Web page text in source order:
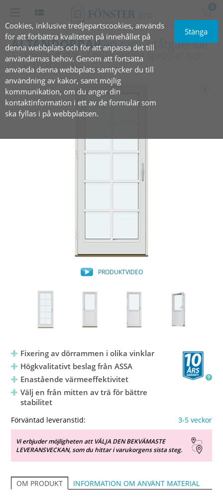
Cookies, inklusive tredjepartscookies, används
för att förbättra kvaliteten på innehållet på
denna webbplats och för att anpassa det till
användarnas behov. Genom att fortsätta
använda denna webbplats samtycker du till
användning av kakor, samt möjlig
kommunikation, om du anger din
kontaktinformation i ett av de formulär som
ska fyllas i på webbplatsen.
Stänga
0
ALTANDÖRRARen ram, utåtgående
1 ram med glas, 4 horisontala spröjsar och
1 vertikal spröjs
PRODUKTVIDEO
Fixering av dörrammen i olika vinklar
Högkvalitativt beslag från ASSA
Enastående värmeeffektivitet
Välj en från mitten av trä för bättre
stabilitet
Förväntad leveranstid: 3-5 veckor
Vi erbjuder möjligheten att VÄLJA DEN BEKVÄMASTE
LEVERANSVECKAN, som du hittar i varukorgens sista steg.
OM PRODUKT INFORMATION OM ANVÄNT MATERIAL